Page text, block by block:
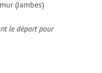
(Jambes)
le départ pour